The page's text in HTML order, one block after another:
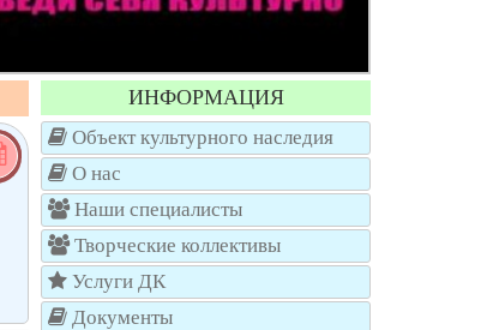
ИНФОРМАЦИЯ
Объект культурного наследия
О нас
Наши специалисты
Творческие коллективы
Услуги ДК
Документы